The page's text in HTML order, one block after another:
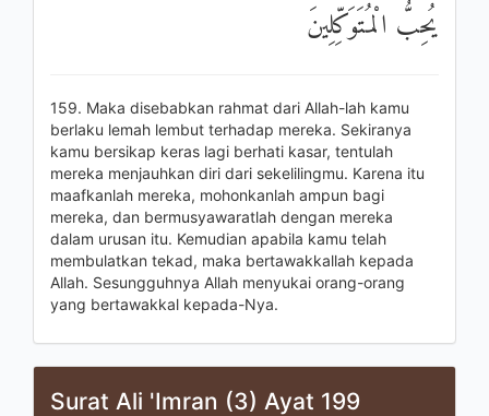
يُحِبُّ الْمُتَوَكِّلِينَ
159. Maka disebabkan rahmat dari Allah-lah kamu
berlaku lemah lembut terhadap mereka. Sekiranya
kamu bersikap keras lagi berhati kasar, tentulah
mereka menjauhkan diri dari sekelilingmu. Karena itu
maafkanlah mereka, mohonkanlah ampun bagi
mereka, dan bermusyawaratlah dengan mereka
dalam urusan itu. Kemudian apabila kamu telah
membulatkan tekad, maka bertawakkallah kepada
Allah. Sesungguhnya Allah menyukai orang-orang
yang bertawakkal kepada-Nya.
Surat Ali 'Imran (3) Ayat 199